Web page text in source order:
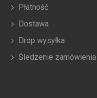
Płatność
Dostawa
Drop wysyłka
Śledzenie zamówienia